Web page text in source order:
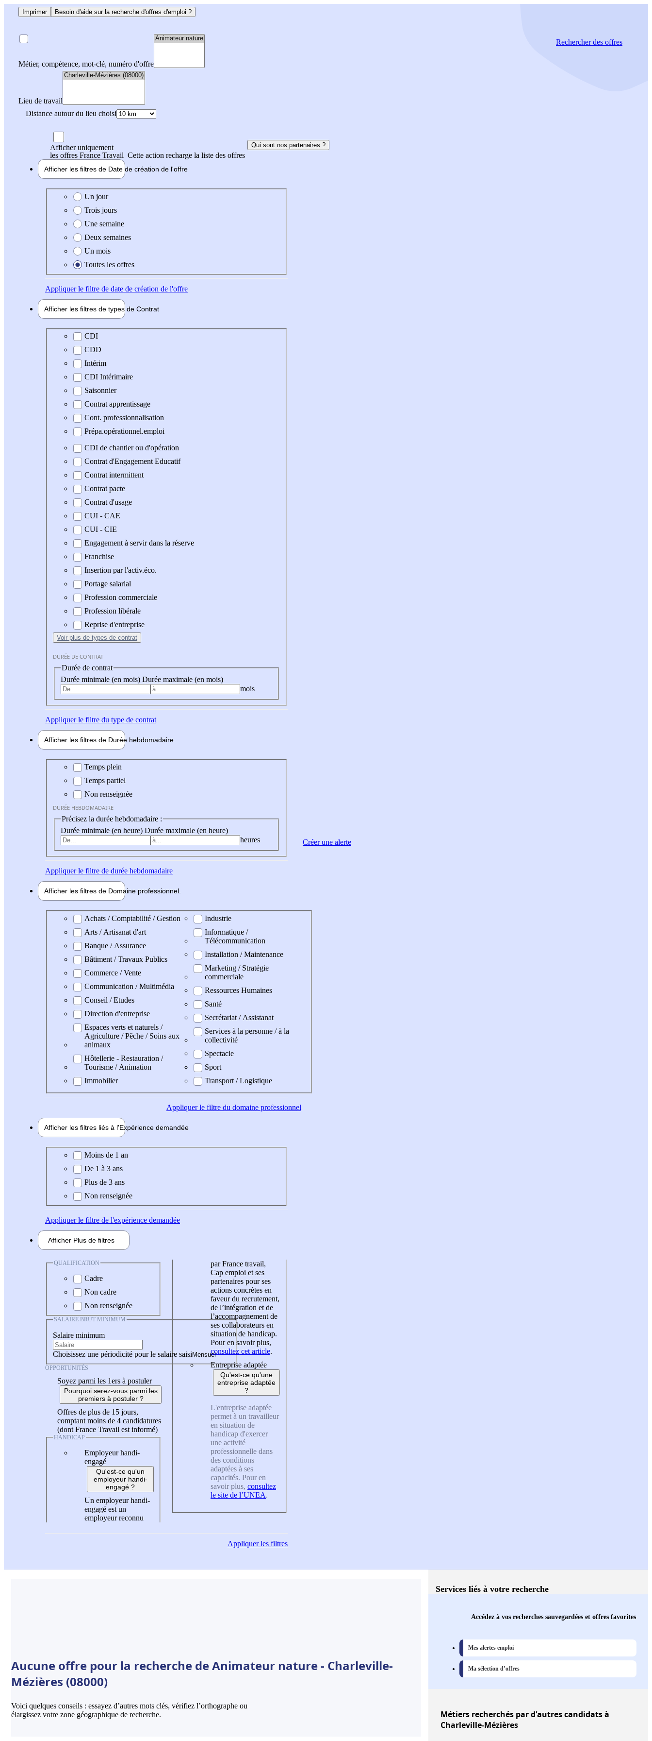
Imprimer Besoin d'aide sur la recherche d'offres d'emploi ?
Métier, compétence, mot-clé, numéro d'offre
Lieu de travail
Distance autour du lieu choisi
Rechercherdes offres
Afficher uniquement
les offres France Travail Cette action recharge la liste des offres
Qui sont nos partenaires ?
Afficher les filtres de Date de création de l'offre
Date de création de l'offre
Un jour
Trois jours
Une semaine
Deux semaines
Un mois
Toutes les offres
Appliquerle filtre de date de création de l'offre
Afficher les filtres de types de Contrat
Type de contrat
CDI
CDD
Intérim
CDI Intérimaire
Saisonnier
Contrat apprentissage
Cont. professionnalisation
Prépa.opérationnel.emploi
CDI de chantier ou d'opération
Contrat d'Engagement Educatif
Contrat intermittent
Contrat pacte
Contrat d'usage
CUI - CAE
CUI - CIE
Engagement à servir dans la réserve
Franchise
Insertion par l'activ.éco.
Portage salarial
Profession commerciale
Profession libérale
Reprise d'entreprise
Voir plus de types de contrat
DURÉE DE CONTRAT
Durée de contrat
Durée minimale (en mois) Durée maximale (en mois)
mois
Appliquerle filtre du type de contrat
Afficher les filtres de Durée hebdomadaire
Durée hebdomadaire
Temps plein
Temps partiel
Non renseignée
DURÉE HEBDOMADAIRE
Précisez la durée hebdomadaire :
Durée minimale (en heure) Durée maximale (en heure)
heures
Appliquerle filtre de durée hebdomadaire
Afficher les filtres de Domaine professionnel
Domaine professionel
Achats / Comptabilité / Gestion
Arts / Artisanat d'art
Banque / Assurance
Bâtiment / Travaux Publics
Commerce / Vente
Communication / Multimédia
Conseil / Etudes
Direction d'entreprise
Espaces verts et naturels /
Agriculture / Pêche / Soins aux
animaux
Hôtellerie - Restauration /
Tourisme / Animation
Immobilier
Industrie
Informatique /
Télécommunication
Installation / Maintenance
Marketing / Stratégie
commerciale
Ressources Humaines
Santé
Secrétariat / Assistanat
Services à la personne / à la
collectivité
Spectacle
Sport
Transport / Logistique
Appliquerle filtre du domaine professionnel
Afficher les filtres liés à l'Expérience demandée
Expérience demandée
Moins de 1 an
De 1 à 3 ans
Plus de 3 ans
Non renseignée
Appliquerle filtre de l'expérience demandée
Afficher Plus de filtres
QUALIFICATION
Cadre
Non cadre
Non renseignée
SALAIRE BRUT MINIMUM
Salaire minimum
Choisissez une périodicité pour le salaire saisi
OPPORTUNITÉS
Soyez parmi les 1ers à postuler
Pourquoi serez-vous parmi les
premiers à postuler ?
Offres de plus de 15 jours,
comptant moins de 4 candidatures
(dont France Travail est informé)
HANDICAP
Employeur handi-
engagé
Qu'est-ce qu'un
employeur handi-
engagé ?
Un employeur handi-
engagé est un
employeur reconnu
par France travail,
Cap emploi et ses
partenaires pour ses
actions concrètes en
faveur du recrutement,
de l’intégration et de
l’accompagnement de
ses collaborateurs en
situation de handicap.
Pour en savoir plus,
consultez cet article.
Entreprise adaptée
Qu'est-ce qu'une
entreprise adaptée
?
L'entreprise adaptée
permet à un travailleur
en situation de
handicap d'exercer
une activité
professionnelle dans
des conditions
adaptées à ses
capacités. Pour en
savoir plus, consultez
le site de l’UNEA.
Appliquerles filtres
Créer une alerte
Aucune offre pour la recherche de Animateur nature - Charleville-
Mézières (08000)
Voici quelques conseils : essayez d’autres mots clés, vérifiez l’orthographe ou
élargissez votre zone géographique de recherche.
Services liés à votre recherche
Accédez à vos recherches sauvegardées et offres favorites
Mes alertes emploi
Ma sélection d’offres
Métiers recherchés par d'autres candidats à
Charleville-Mézières